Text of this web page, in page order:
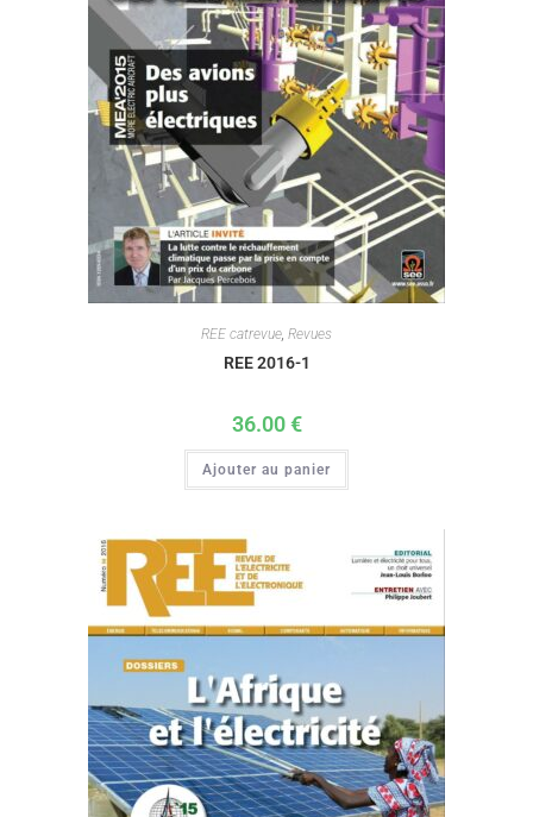
REE catrevue, Revues
REE 2016-1
36.00€
Ajouter au panier